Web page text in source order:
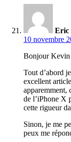
Eric
10 novembre
Bonjour Kevin
Tout d’abord
excellent
apparemment,
de l’iPhone X
cette rigueur
Sinon, je me
peux me